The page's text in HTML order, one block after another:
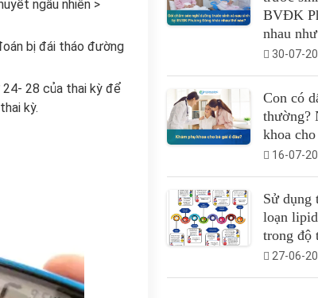
ngẫu nhiên >
bị đái tháo đường
28 của thai kỳ để
kỳ.
BVĐK
nhau
30-07-
Con có
thường?
khoa
16-07-
Sử dụng
loạn
trong độ
27-06-